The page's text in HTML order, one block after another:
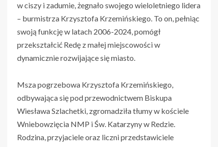
w ciszy i zadumie, żegnało swojego wieloletniego lidera
– burmistrza Krzysztofa Krzemińskiego. To on, pełniąc
swoją funkcję w latach 2006-2024, pomógł
przekształcić Redę z małej miejscowości w
dynamicznie rozwijające się miasto.
Msza pogrzebowa Krzysztofa Krzemińskiego,
odbywająca się pod przewodnictwem Biskupa
Wiesława Szlachetki, zgromadziła tłumy w kościele
Wniebowzięcia NMP i Św. Katarzyny w Redzie.
Rodzina, przyjaciele oraz liczni przedstawiciele